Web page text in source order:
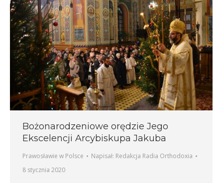
Bożonarodzeniowe orędzie Jego
Ekscelencji Arcybiskupa Jakuba
Prawosławie w Polsce Napisał: Redakcja Radia Orthodoxia
8 stycznia 2020